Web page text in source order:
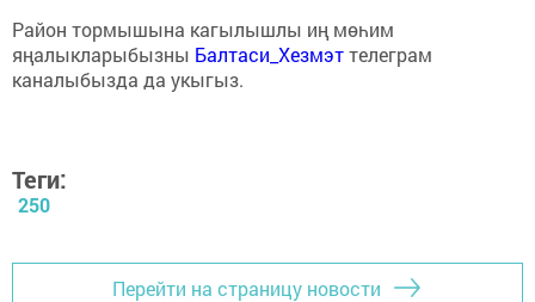
Район тормышына кагылышлы иң мөһим
яңалыкларыбызны Балтаси_Хезмэттелеграм
каналыбызда да укыгыз.
Теги:
250
Перейти на страницу новости